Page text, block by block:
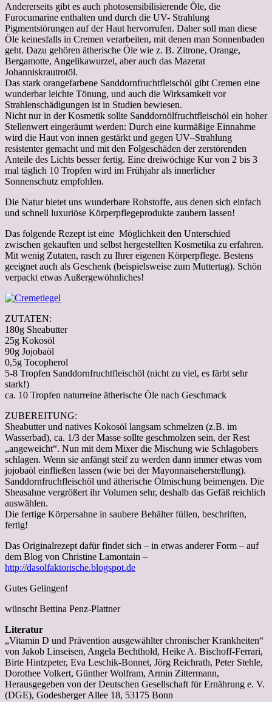
Andererseits gibt es auch photosensibilisierende Öle, die
Furocumarine enthalten und durch die UV- Strahlung
Pigmentstörungen auf der Haut hervorrufen. Daher soll man diese
Öle keinesfalls in Cremen verarbeiten, mit denen man Sonnenbaden
geht. Dazu gehören ätherische Öle wie z. B. Zitrone, Orange,
Bergamotte, Angelikawurzel, aber auch das Mazerat
Johanniskrautrotöl.
Das stark orangefarbene Sanddornfruchtfleischöl gibt Cremen eine
wunderbar leichte Tönung, und auch die Wirksamkeit vor
Strahlenschädigungen ist in Studien bewiesen.
Nicht nur in der Kosmetik sollte Sanddornölfruchtfleischöl ein hoher
Stellenwert eingeräumt werden: Durch eine kurmäßige Einnahme
wird die Haut von innen gestärkt und gegen UV–Strahlung
resistenter gemacht und mit den Folgeschäden der zerstörenden
Anteile des Lichts besser fertig. Eine dreiwöchige Kur von 2 bis 3
mal täglich 10 Tropfen wird im Frühjahr als innerlicher
Sonnenschutz empfohlen.
Die Natur bietet uns wunderbare Rohstoffe, aus denen sich einfach
und schnell luxuriöse Körperpflegeprodukte zaubern lassen!
Das folgende Rezept ist eine Möglichkeit den Unterschied
zwischen gekauften und selbst hergestellten Kosmetika zu erfahren.
Mit wenig Zutaten, rasch zu Ihrer eigenen Körperpflege. Bestens
geeignet auch als Geschenk (beispielsweise zum Muttertag). Schön
verpackt etwas Außergewöhnliches!
ZUTATEN:
180g Sheabutter
25g Kokosöl
90g Jojobaöl
0,5g Tocopherol
5-8 Tropfen Sanddornfruchtfleischöl (nicht zu viel, es färbt sehr
stark!)
ca. 10 Tropfen naturreine ätherische Öle nach Geschmack
ZUBEREITUNG:
Sheabutter und natives Kokosöl langsam schmelzen (z.B. im
Wasserbad), ca. 1/3 der Masse sollte geschmolzen sein, der Rest
„angeweicht“. Nun mit dem Mixer die Mischung wie Schlagobers
schlagen. Wenn sie anfängt steif zu werden dann immer etwas vom
jojobaöl einfließen lassen (wie bei der Mayonnaiseherstellung).
Sanddornfruchfleischöl und ätherische Ölmischung beimengen. Die
Sheasahne vergrößert ihr Volumen sehr, deshalb das Gefäß reichlich
auswählen.
Die fertige Körpersahne in saubere Behälter füllen, beschriften,
fertig!
Das Originalrezept dafür findet sich – in etwas anderer Form – auf
dem Blog von Christine Lamontain –
http://dasolfaktorische.blogspot.de
Gutes Gelingen!
wünscht Bettina Penz-Plattner
Literatur
„Vitamin D und Prävention ausgewählter chronischer Krankheiten“
von Jakob Linseisen, Angela Bechthold, Heike A. Bischoff-Ferrari,
Birte Hintzpeter, Eva Leschik-Bonnet, Jörg Reichrath, Peter Stehle,
Dorothee Volkert, Günther Wolfram, Armin Zittermann,
Herausgegeben von der Deutschen Gesellschaft für Ernährung e. V.
(DGE), Godesberger Allee 18, 53175 Bonn